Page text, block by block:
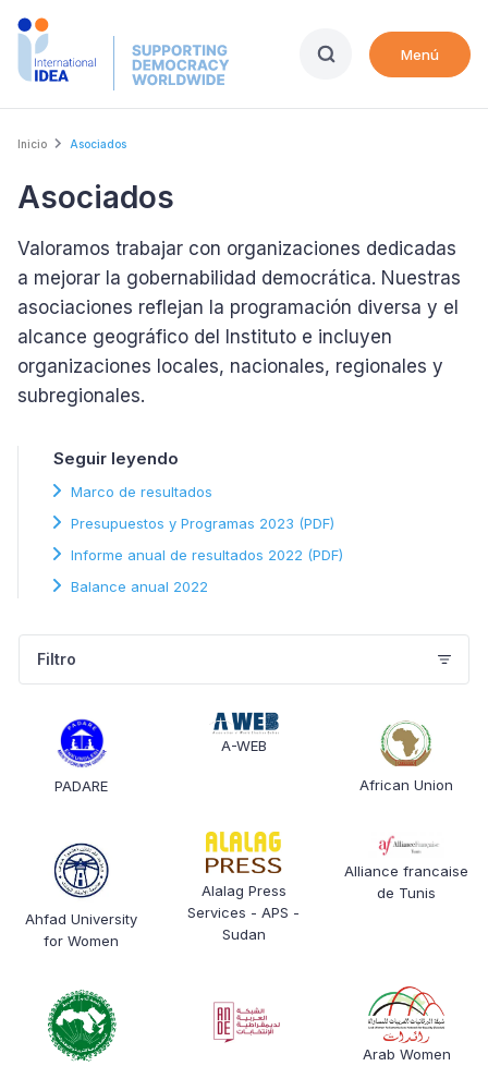
Skip
Menú
Breadcrumb
Inicio Asociados
Asociados
Valoramos trabajar con organizaciones dedicadas
a mejorar la gobernabilidad democrática. Nuestras
asociaciones reflejan la programación diversa y el
alcance geográfico del Instituto e incluyen
organizaciones locales, nacionales, regionales y
subregionales.
Seguir leyendo
Marco de resultados
Presupuestos y Programas 2023 (PDF)
Informe anual de resultados 2022 (PDF)
Balance anual 2022
Filtro
PADARE
A-WEB
African Union
Ahfad University
for Women
Alalag Press
Services - APS -
Sudan
Alliance francaise
de Tunis
Arab Women